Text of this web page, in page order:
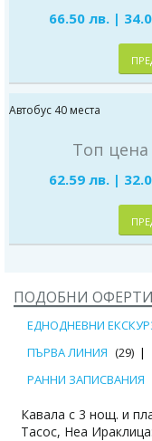
66.50 лв. |
Автобус 40 места
Топ цена
62.59 лв. |
ПОДОБНИ ОФЕРТИ
ЕДНОДНЕВНИ
ПЪРВА ЛИНИЯ (29)
РАННИ ЗАПИСВАНИЯ
Кавала с 3 нощ. и
Тасос, Неа